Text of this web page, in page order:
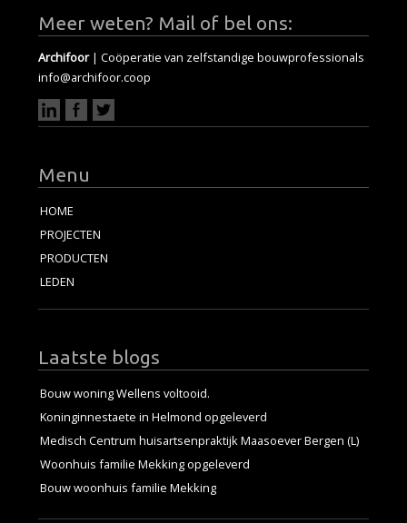
Meer weten? Mail of bel ons:
Archifoor| Coöperatie van zelfstandige bouwprofessionals
info@archifoor.coop
Menu
HOME
PROJECTEN
PRODUCTEN
LEDEN
Laatste blogs
Bouw woning Wellens voltooid.
Koninginnestaete in Helmond opgeleverd
Medisch Centrum huisartsenpraktijk Maasoever Bergen (L)
Woonhuis familie Mekking opgeleverd
Bouw woonhuis familie Mekking